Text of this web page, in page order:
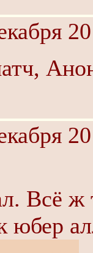
Всё ж
юбер